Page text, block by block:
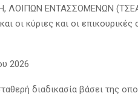
ΛΟΙΠΩΝ ΕΝΤΑΣΣΟΜΕΝΩΝ
κύριες και οι επικουρικές
2026
διαδικασία βάσει της